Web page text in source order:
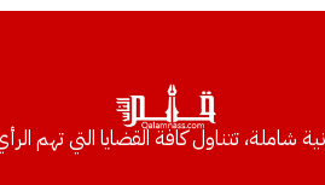
شاملة، تتناول كافة القضايا التي تهم